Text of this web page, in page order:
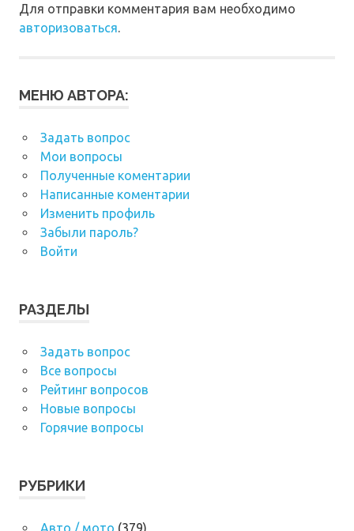
Для отправки комментария вам необходимо
авторизоваться.
МЕНЮ АВТОРА:
Задать вопрос
Мои вопросы
Полученные коментарии
Написанные коментарии
Изменить профиль
Забыли пароль?
Войти
РАЗДЕЛЫ
Задать вопрос
Все вопросы
Рейтинг вопросов
Новые вопросы
Горячие вопросы
РУБРИКИ
Авто / мото (379)